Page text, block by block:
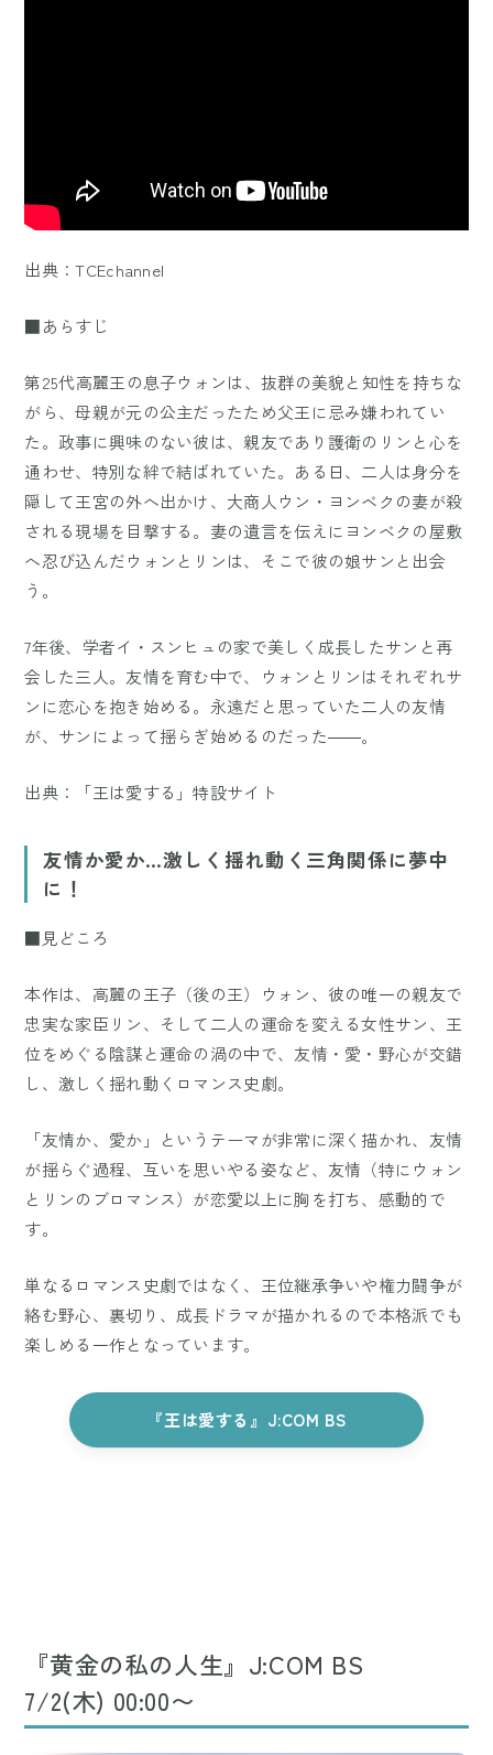
出典：TCEchannel
■あらすじ
第25代高麗王の息子ウォンは、抜群の美貌と知性を持ちな
がら、母親が元の公主だったため父王に忌み嫌われてい
た。政事に興味のない彼は、親友であり護衛のリンと心を
通わせ、特別な絆で結ばれていた。ある日、二人は身分を
隠して王宮の外へ出かけ、大商人ウン・ヨンベクの妻が殺
される現場を目撃する。妻の遺言を伝えにヨンベクの屋敷
へ忍び込んだウォンとリンは、そこで彼の娘サンと出会
う。
7年後、学者イ・スンヒュの家で美しく成長したサンと再
会した三人。友情を育む中で、ウォンとリンはそれぞれサ
ンに恋心を抱き始める。永遠だと思っていた二人の友情
が、サンによって揺らぎ始めるのだった――。
出典： 「王は愛する」特設サイト
友情か愛か…激しく揺れ動く三角関係に夢中
に！
■見どころ
本作は、高麗の王子（後の王）ウォン、彼の唯一の親友で
忠実な家臣リン、そして二人の運命を変える女性サン、王
位をめぐる陰謀と運命の渦の中で、友情・愛・野心が交錯
し、激しく揺れ動くロマンス史劇。
「友情か、愛か」というテーマが非常に深く描かれ、友情
が揺らぐ過程、互いを思いやる姿など、友情（特にウォン
とリンのブロマンス）が恋愛以上に胸を打ち、感動的で
す。
単なるロマンス史劇ではなく、王位継承争いや権力闘争が
絡む野心、裏切り、成長ドラマが描かれるので本格派でも
楽しめる一作となっています。
『王は愛する』J:COM BS
『黄金の私の人生』J:COM BS
7/2(木) 00:00〜